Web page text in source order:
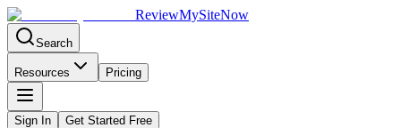
ReviewMySiteNow
Search
Resources Pricing
Sign In Get Started Free